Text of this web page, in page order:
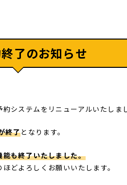
了のお知らせ
システムをリニューアルいたしま
終了となります。
も終了いたしました。
どよろしくお願いいたします。